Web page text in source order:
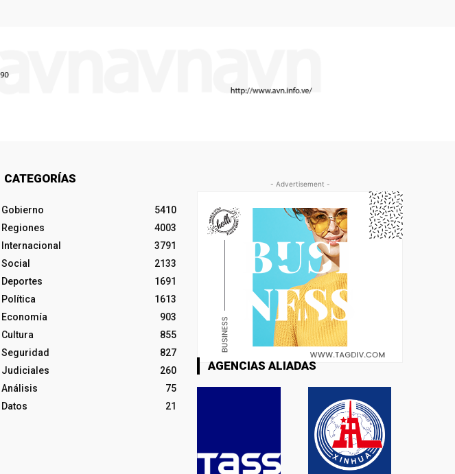
CATEGORÍAS
Gobierno
5410
Regiones
4003
Internacional
3791
Social
2133
Deportes
1691
Política
1613
Economía
903
Cultura
855
Seguridad
827
Judiciales
260
Análisis
75
Datos
21
- Advertisement -
AGENCIAS ALIADAS